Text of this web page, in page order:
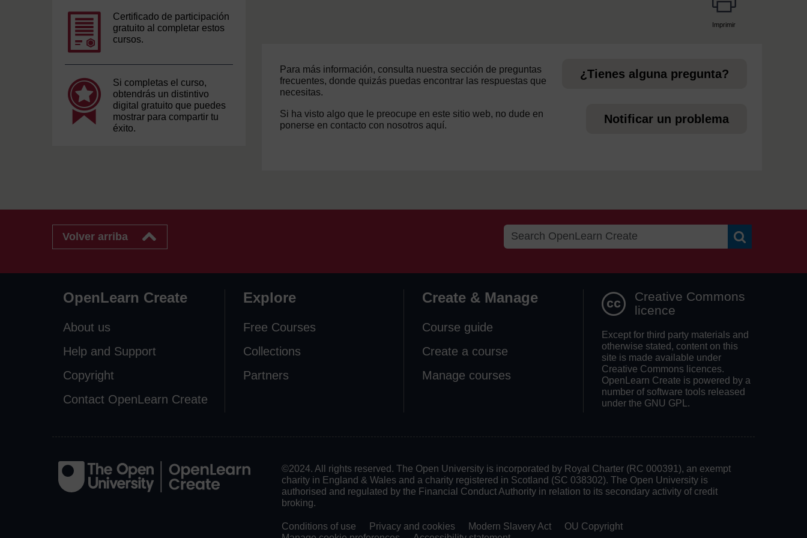
Certificado de participación
gratuito al completar estos
cursos.
Si completas el curso,
obtendrás un distintivo
digital gratuito que puedes
mostrar para compartir tu
éxito.
Imprimir
Para más información, consulta nuestra sección de preguntas
frecuentes, donde quizás puedas encontrar las respuestas que
necesitas.
¿Tienes alguna pregunta?
Si ha visto algo que le preocupe en este sitio web, no dude en
ponerse en contacto con nosotros aquí.
Notificar un problema
Volver arriba
OpenLearn Create
About us
Help and Support
Copyright
Contact OpenLearn Create
Explore
Free Courses
Collections
Partners
Create & Manage
Course guide
Create a course
Manage courses
Creative Commons
licence
Except for third party materials and
otherwise stated, content on this
site is made available under
Creative Commons licences.
OpenLearn Create is powered by a
number of software tools released
under the GNU GPL.
©2024. All rights reserved. The Open University is incorporated by Royal Charter (RC 000391), an exempt
charity in England & Wales and a charity registered in Scotland (SC 038302). The Open University is
authorised and regulated by the Financial Conduct Authority in relation to its secondary activity of credit
broking.
Conditions of use Privacy and cookies Modern Slavery Act
OU Copyright